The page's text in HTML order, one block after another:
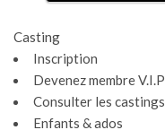
Casting
Inscription
Devenez membre V.I.P
Consulter les castings
Enfants & ados